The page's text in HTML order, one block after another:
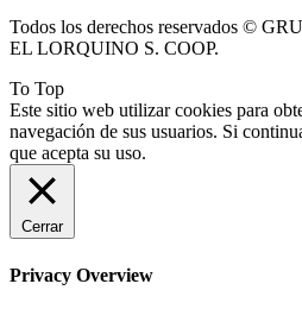
Todos los derechos reservados ©
EL LORQUINO S. COOP.
To Top
Este sitio web utilizar cookies para
navegación de sus usuarios. Si
que acepta su uso.
Cerrar
Privacy Overview